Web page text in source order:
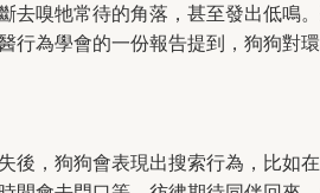
去嗅牠常待的角落，甚至發出低鳴
行為學會的一份報告提到，狗狗對
後，狗狗會表現出搜索行為，比如